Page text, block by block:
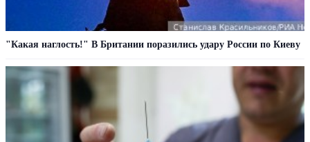
"Какая наглость!" В Британии поразились удару России по Киеву